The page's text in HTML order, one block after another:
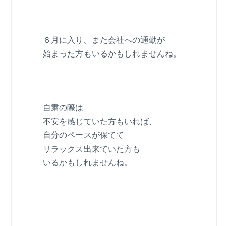
６月に入り、また会社への通勤が
始まった方もいるかもしれませんね。
自粛の際は
不安を感じていた方もいれば、
自分のペースが保てて
リラックス出来ていた方も
いるかもしれませんね。